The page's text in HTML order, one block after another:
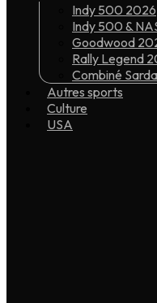
Indy 500 2026
Indy 500 &
Goodwood
Rally Legend
Combiné
Autres sports
Culture
USA